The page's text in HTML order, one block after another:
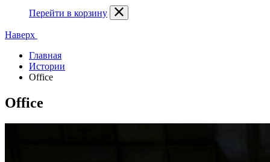
Перейти в корзину
Наверх
Главная
Истории
Office
Office